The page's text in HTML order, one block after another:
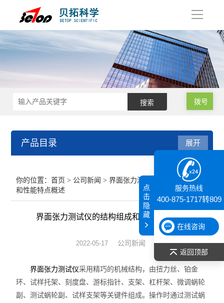
导
拨号
产品目录
纳米粒度仪
膜厚仪
光谱部件及外设
展开
你的位置：首页 > 公司新闻 > 界面张力测试仪的结构组成
和性能特点概述
界面张力测试仪的结构组成和性能特点概述
2022-05-17 公司新闻
界面张力测试仪采用精巧的机械结构，由扭力丝、铂金
环、试样托架、刻度盘、游标指针、支架、杠杆架、微调蜗轮
副、测试蜗轮副、试样支架等关键件组成。操作时通过测试蜗
服务热线
400-875-1717转809
在线咨询
返回顶部
点
击
隐
藏